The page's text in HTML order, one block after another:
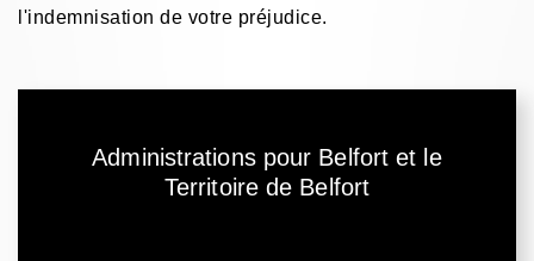
l'indemnisation de votre préjudice.
Administrations pour Belfort et le
Territoire de Belfort